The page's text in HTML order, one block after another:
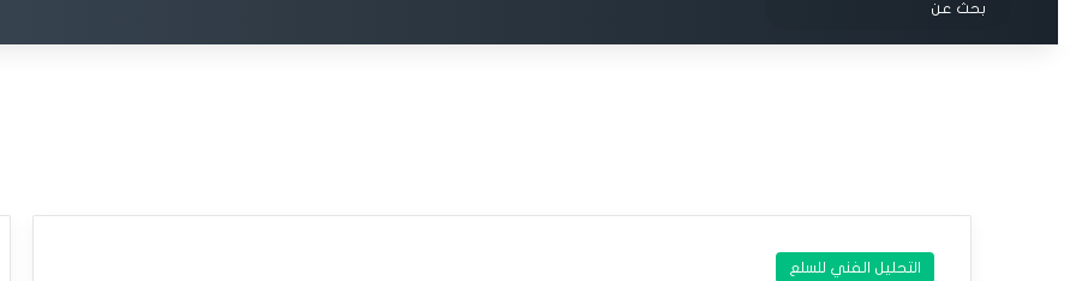
الوضع المظلم
عن
التحليل الفني للسلع